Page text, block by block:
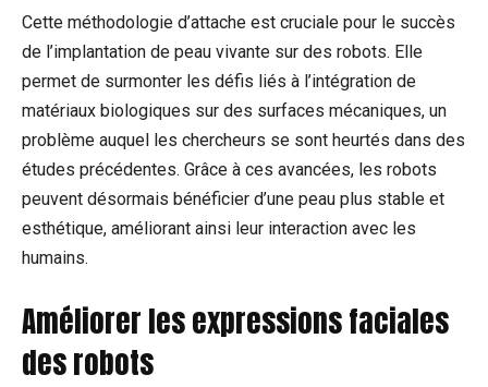
Cette méthodologie d’attache est cruciale pour le succès
de l’implantation de peau vivante sur des robots. Elle
permet de surmonter les défis liés à l’intégration de
matériaux biologiques sur des surfaces mécaniques, un
problème auquel les chercheurs se sont heurtés dans des
études précédentes. Grâce à ces avancées, les robots
peuvent désormais bénéficier d’une peau plus stable et
esthétique, améliorant ainsi leur interaction avec les
humains.
Améliorer les expressions faciales
des robots